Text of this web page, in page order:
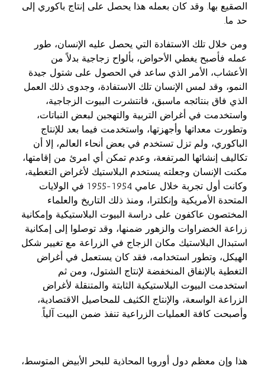
الصقيع بها. وقد كان بعمله هذا يحصل على إنتاج باكوري إلى
حد ما.
ومن خلال تلك الاستفادة التي يحصل عليه الإنسان، طور
عمله فأصبح يغطي الأحواض، بألواح زجاجية بدلاً من
الأعشاب، الأمر الذي ساعد في الحصول على شتول جيدة
النمو، وقد لمس الإنسان تلك الاستفادة، وجدوى ذلك العمل
الذي فاق بنتائجه ماسبق، فانتشرت البيوت الزجاجية،
واستخدمت في أغراض التربية والتهجين لبعض النباتات،
وتطورت معداتها وأجهزتها، واستخدمت فيما بعد للإنتاج
الباكوري، ولم تزل تستخدم في بعض أنحاء العالم، إلا أن
تكاليف إنشائها المرتفعة، وعدم تمكن أي امرئ من إقامتها،
مكنت الإنسان وجعلته يستخدم البلاستيك لأغراض التغطية،
وكانت أول تجربة خلال عامي 1954-1955 في الولايات
المتحدة الأمريكية وإنكلترا، ومنذ ذلك التاريخ والعلماء
المختصون عاكفون على دراسة البيوت البلاستيكية وإمكانية
زراعة الخضراوات والزهور ضمنها، وقد توصلوا إلى إمكانية
استبدال البلاستيك مكان الزجاج في الزراعة مع تغيير شكل
الهيكل، وتطور استخدامه، فقد كان يستعمل في أغراض
التغطية بالإنفاق المنخفضة لإنتاج الشتول، ومن ثم
استخدمت البيوت البلاستيكية الثابتة والمتنقلة لأغراض
الزراعة الواسعة، والإنتاج الكثيف للمحاصيل الاقتصادية،
وأصبحت كافة العمليات الزراعية تنفذ ضمن البيت آلياً.
هذا وإن معظم دول أوروبا المحاذية للبحر الأبيض المتوسط،